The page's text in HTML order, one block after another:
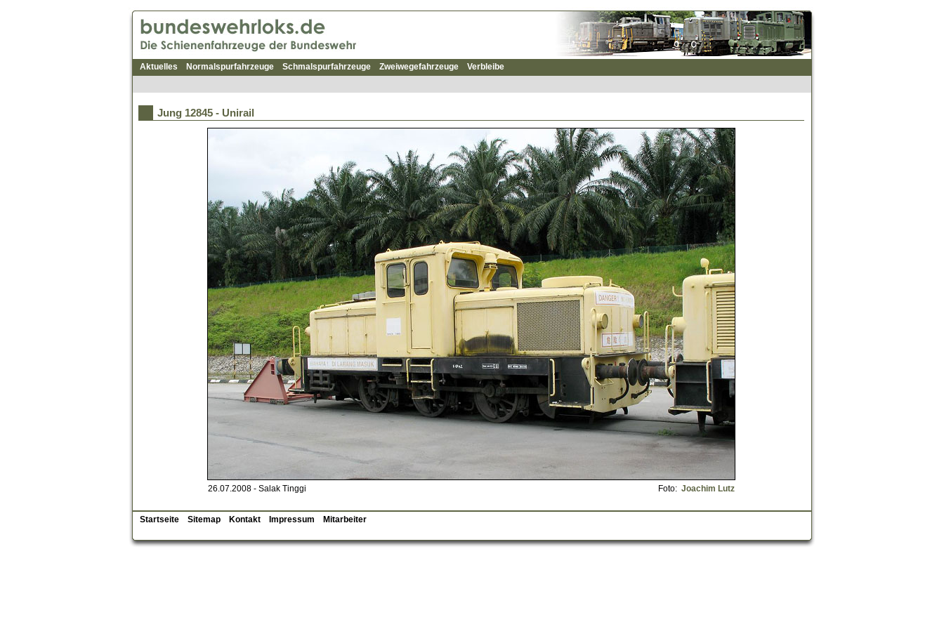
Aktuelles Normalspurfahrzeuge Schmalspurfahrzeuge Zweiwegefahrzeuge Verbleibe
Jung 12845 - Unirail
26.07.2008 - Salak Tinggi Foto: Joachim Lutz
Startseite Sitemap Kontakt Impressum Mitarbeiter